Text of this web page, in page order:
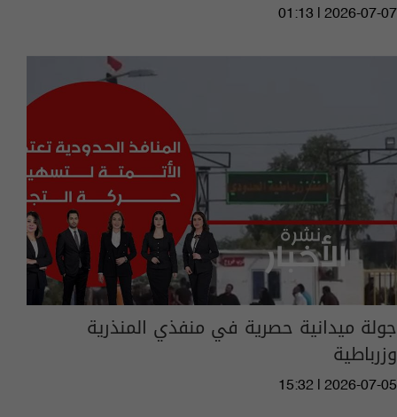
01:13 | 2026-07-07
جولة ميدانية حصرية في منفذي المنذرية
وزرباطية
15:32 | 2026-07-05